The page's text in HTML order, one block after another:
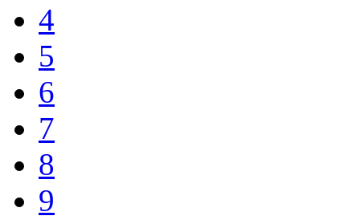
4
5
6
7
8
9